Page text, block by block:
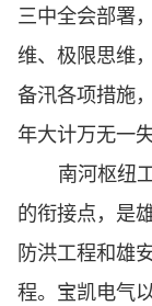
三中全会部署
维、极限思维
备汛各项措施
年大计万无一失
南河枢纽
的衔接点，是
防洪工程和雄
程。宝凯电气